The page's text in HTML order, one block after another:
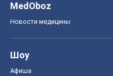
MedOboz
Новости медицины
Шоу
Афиша